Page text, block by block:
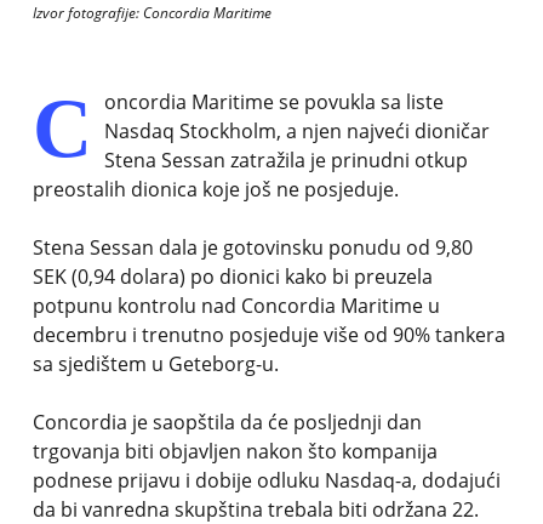
Izvor fotografije: Concordia Maritime
C
oncordia Maritime se povukla sa liste
Nasdaq Stockholm, a njen najveći dioničar
Stena Sessan zatražila je prinudni otkup
preostalih dionica koje još ne posjeduje.
Stena Sessan dala je gotovinsku ponudu od 9,80
SEK (0,94 dolara) po dionici kako bi preuzela
potpunu kontrolu nad Concordia Maritime u
decembru i trenutno posjeduje više od 90% tankera
sa sjedištem u Geteborg-u.
Concordia je saopštila da će posljednji dan
trgovanja biti objavljen nakon što kompanija
podnese prijavu i dobije odluku Nasdaq-a, dodajući
da bi vanredna skupština trebala biti održana 22.